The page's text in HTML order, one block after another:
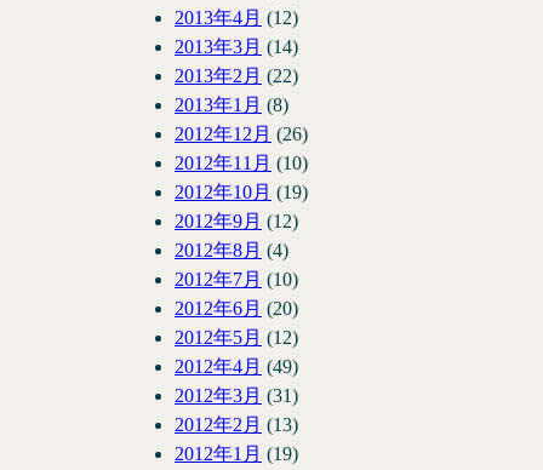
2013年4月 (12)
2013年3月 (14)
2013年2月 (22)
2013年1月 (8)
2012年12月 (26)
2012年11月 (10)
2012年10月 (19)
2012年9月 (12)
2012年8月 (4)
2012年7月 (10)
2012年6月 (20)
2012年5月 (12)
2012年4月 (49)
2012年3月 (31)
2012年2月 (13)
2012年1月 (19)